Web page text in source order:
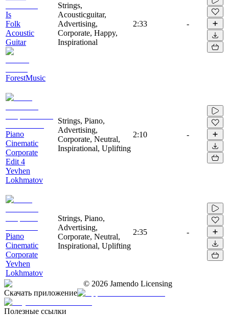
Is
Folk
Acoustic
Guitar
ForestMusic
Strings,
Acousticguitar,
Advertising,
Corporate, Happy,
Inspirational
2:33 -
Piano
Cinematic
Corporate
Edit 4
Yevhen
Lokhmatov
Strings, Piano,
Advertising,
Corporate, Neutral,
Inspirational, Uplifting
2:10 -
Piano
Cinematic
Corporate
Yevhen
Lokhmatov
Strings, Piano,
Advertising,
Corporate, Neutral,
Inspirational, Uplifting
2:35 -
© 2026 Jamendo Licensing
Скачать приложение
Полезные ссылки